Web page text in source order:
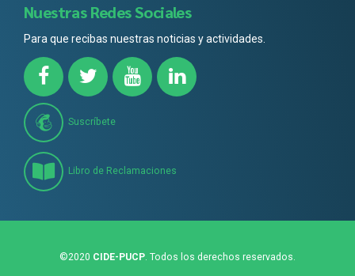
Nuestras Redes Sociales
Para que recibas nuestras noticias y actividades.
Suscríbete
Libro de Reclamaciones
©2020 CIDE-PUCP. Todos los derechos reservados.